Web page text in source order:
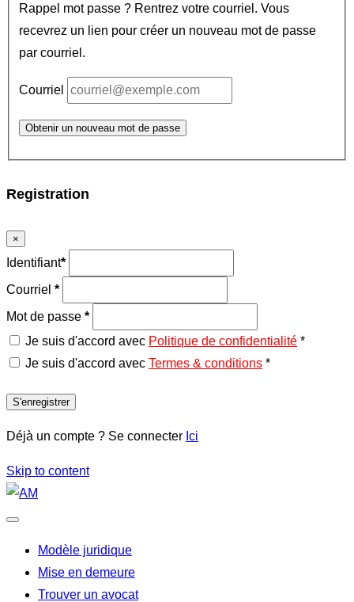
Rappel mot passe ? Rentrez votre courriel. Vous
recevrez un lien pour créer un nouveau mot de passe
par courriel.
Courriel
Obtenir un nouveau mot de passe
Registration
×
Identifiant*
Courriel *
Mot de passe *
Je suis d'accord avec Politique de confidentialité *
Je suis d'accord avec Termes & conditions *
S'enregistrer
Déjà un compte ? Se connecter Ici
Skip to content
Modèle juridique
Mise en demeure
Trouver un avocat